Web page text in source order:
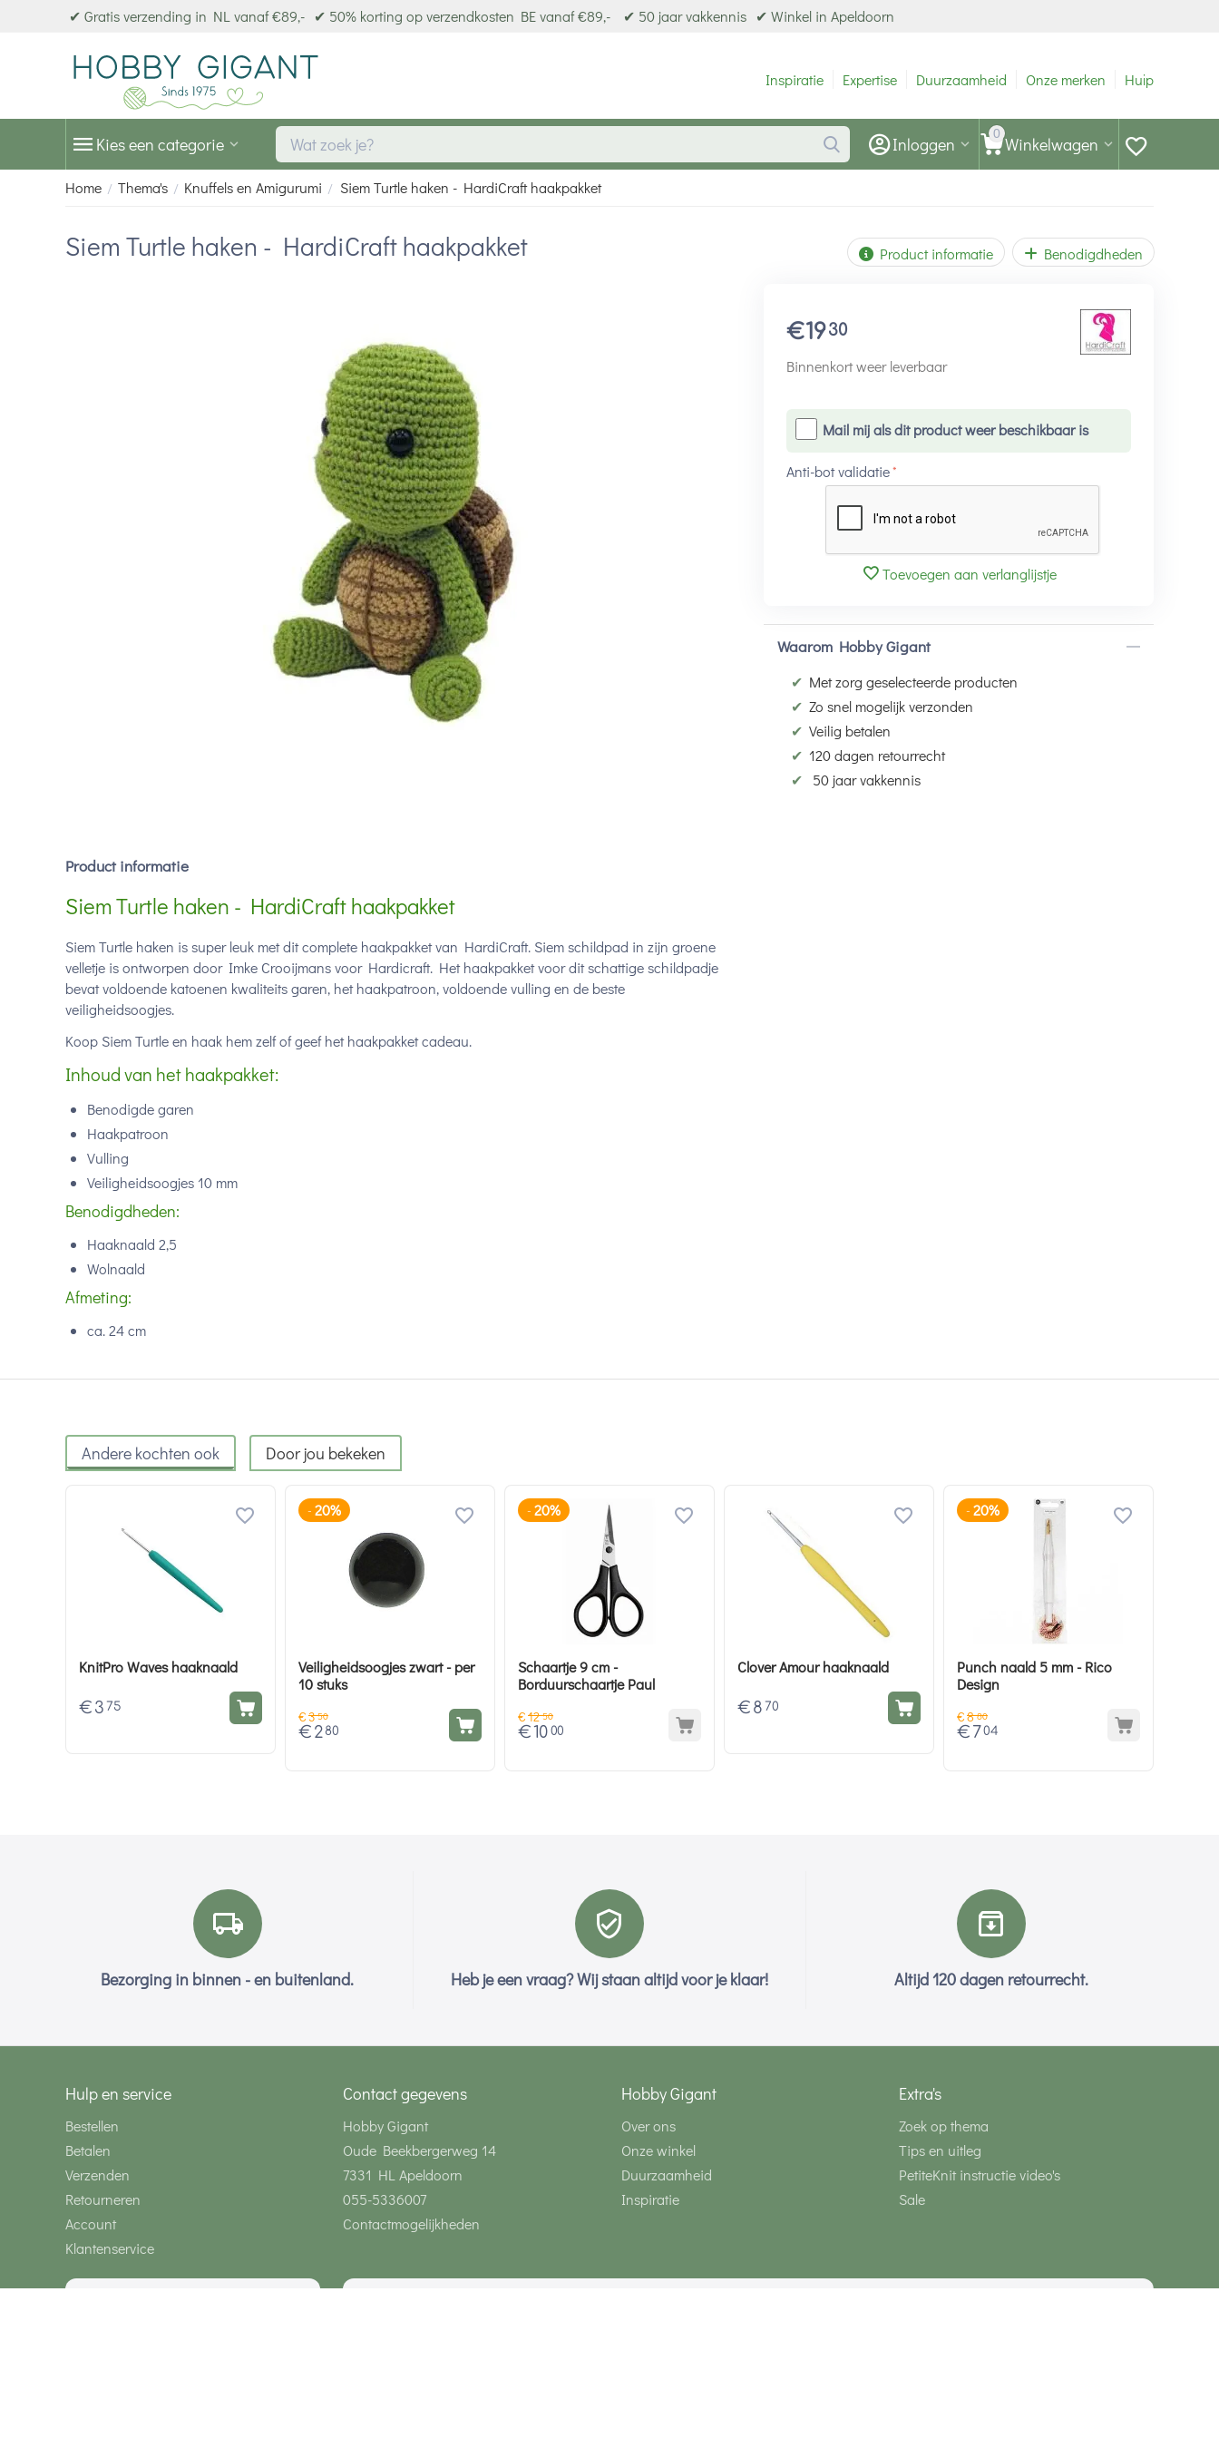
✔ Gratis verzending in NL vanaf €89,- ✔ 50% korting op verzendkosten BE vanaf €89,- ✔ 50 jaar vakkennis ✔ Winkel in Apeldoorn
Inspiratie Expertise Duurzaamheid Onze merken Hulp
Kies een categorie 0 Winkelwagen
Inloggen
Home / Thema's / Knuffels en Amigurumi / Siem Turtle haken - HardiCraft haakpakket
Siem Turtle haken - HardiCraft haakpakket Product informatie Benodigdheden
€1930
Binnenkort weer leverbaar
Mail mij als dit product weer beschikbaar is
Anti-bot validatie
Toevoegen aan verlanglijstje
Waarom Hobby Gigant
✔ Met zorg geselecteerde producten
✔ Zo snel mogelijk verzonden
✔ Veilig betalen
✔ 120 dagen retourrecht
✔
50 jaar vakkennis
Product informatie
Siem Turtle haken - HardiCraft haakpakket
Siem Turtle haken is super leuk met dit complete haakpakket van HardiCraft. Siem schildpad in zijn groene
velletje is ontworpen door Imke Crooijmans voor Hardicraft. Het haakpakket voor dit schattige schildpadje
bevat voldoende katoenen kwaliteits garen, het haakpatroon, voldoende vulling en de beste
veiligheidsoogjes.
Koop Siem Turtle en haak hem zelf of geef het haakpakket cadeau.
Inhoud van het haakpakket:
Benodigde garen
Haakpatroon
Vulling
Veiligheidsoogjes 10 mm
Benodigdheden:
Haaknaald 2,5
Wolnaald
Afmeting:
ca. 24 cm
Andere kochten ook Door jou bekeken
KnitPro Waves haaknaald
€ 3 75
- 20%
Veiligheidsoogjes zwart - per
10 stuks
€3 50
€ 2 80
- 20%
Schaartje 9 cm -
Borduurschaartje Paul
€12 50
€10 00
Clover Amour haaknaald
€ 8 70
- 20%
Punch naald 5 mm - Rico
Design
€8 80
€ 7 04
Bezorging in binnen - en buitenland. Heb je een vraag? Wij staan altijd voor je klaar! Altijd 120 dagen retourrecht.
Hulp en service
Bestellen
Betalen
Verzenden
Retourneren
Account
Klantenservice
Contact gegevens
Hobby Gigant
Oude Beekbergerweg 14
7331 HL Apeldoorn
055-5336007
Contactmogelijkheden
Hobby Gigant
Over ons
Onze winkel
Duurzaamheid
Inspiratie
Extra's
Zoek op thema
Tips en uitleg
PetiteKnit instructie video's
Sale